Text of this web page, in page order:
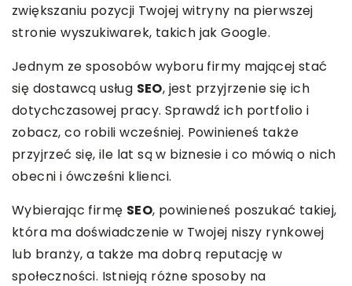
zwiększaniu pozycji Twojej witryny na pierwszej
stronie wyszukiwarek, takich jak Google.
Jednym ze sposobów wyboru firmy mającej stać
się dostawcą usług SEO, jest przyjrzenie się ich
dotychczasowej pracy. Sprawdź ich portfolio i
zobacz, co robili wcześniej. Powinieneś także
przyjrzeć się, ile lat są w biznesie i co mówią o nich
obecni i ówcześni klienci.
Wybierając firmę SEO, powinieneś poszukać takiej,
która ma doświadczenie w Twojej niszy rynkowej
lub branży, a także ma dobrą reputację w
społeczności. Istnieją różne sposoby na